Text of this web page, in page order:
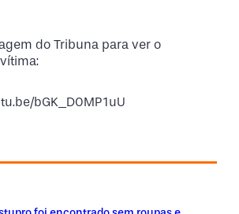
do Tribuna para ver o
bGK_D0MP1uU